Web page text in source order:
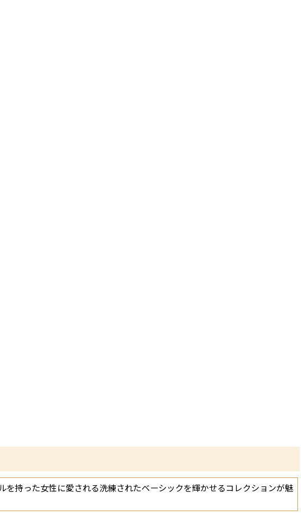
持った女性に愛される洗練されたベーシックを輝かせるコレクションが魅